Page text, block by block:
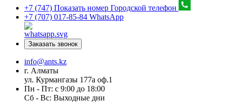
+7 (747) Показать номер Городской телефон
+7 (707) 017-85-84 WhatsApp
Заказать звонок
info@ants.kz
г. Алматы
ул. Курмангазы 177а оф.1
Пн - Пт: с 9:00 до 18:00
Сб - Вс: Выходные дни